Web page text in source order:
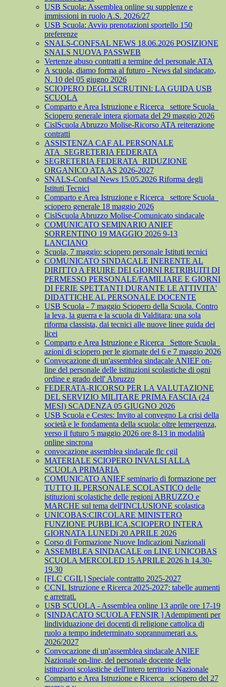
USB Scuola: Assemblea online su supplenze e
immissioni in ruolo A.S. 2026/27
USB Scuola: Avvio prenotazioni sportello 150
preferenze
SNALS-CONFSAL NEWS 18.06.2026 POSIZIONE
SNALS NUOVA PASSWEB
Vertenze abuso contratti a termine del personale ATA
A scuola, diamo forma al futuro - News dal sindacato,
N. 10 del 05 giugno 2026
SCIOPERO DEGLI SCRUTINI: LA GUIDA USB
SCUOLA
Comparto e Area Istruzione e Ricerca_ settore Scuola_
Sciopero generale intera giornata del 29 maggio 2026
CislScuola Abruzzo Molise-Ricorso ATA reiterazione
contratti
ASSISTENZA CAF AL PERSONALE
ATA_SEGRETERIA FEDERATA
SEGRETERIA FEDERATA_RIDUZIONE
ORGANICO ATA AS 2026-2027
SNALS-Confsal News 15.05.2026 Riforma degli
Istituti Tecnici
Comparto e Area Istruzione e Ricerca_ settore Scuola_
sciopero generale 18 maggio 2026
CislScuola Abruzzo Molise-Comunicato sindacale
COMUNICATO SEMINARIO ANIEF
SORRENTINO 19 MAGGIO 2026 9-13
LANCIANO
Scuola, 7 maggio: sciopero personale Istituti tecnici
COMUNICATO SINDACALE INERENTE AL
DIRITTO A FRUIRE DEI GIORNI RETRIBUITI DI
PERMESSO PERSONALE/FAMILIARE E GIORNI
DI FERIE SPETTANTI DURANTE LE ATTIVITA'
DIDATTICHE AL PERSONALE DOCENTE
USB Scuola - 7 maggio Sciopero della Scuola. Contro
la leva, la guerra e la scuola di Valditara: una sola
riforma classista, dai tecnici alle nuove linee guida dei
licei
Comparto e Area Istruzione e Ricerca_ Settore Scuola_
azioni di sciopero per le giornate del 6 e 7 maggio 2026
Convocazione di un'assemblea sindacale ANIEF on-
line del personale delle istituzioni scolastiche di ogni
ordine e grado dell' Abruzzo
FEDERATA-RICORSO PER LA VALUTAZIONE
DEL SERVIZIO MILITARE PRIMA FASCIA (24
MESI) SCADENZA 05 GIUGNO 2026
USB Scuola e Cestes: Invito al convegno La crisi della
società e le fondamenta della scuola: oltre lemergenza,
verso il futuro 5 maggio 2026 ore 8-13 in modalità
online sincrona
convocazione assemblea sindacale flc cgil
MATERIALE SCIOPERO INVALSI ALLA
SCUOLA PRIMARIA
COMUNICATO ANIEF seminario di formazione per
TUTTO IL PERSONALE SCOLASTICO delle
istituzioni scolastiche delle regioni ABRUZZO e
MARCHE sul tema dell'INCLUSIONE scolastica
UNICOBAS:CIRCOLARE MINISTERO
FUNZIONE PUBBLICA.SCIOPERO INTERA
GIORNATA LUNEDi 20 APRILE 2026
Corso di Formazione Nuove Indicazioni Nazionali
ASSEMBLEA SINDACALE on LINE UNICOBAS
SCUOLA MERCOLED 15 APRILE 2026 h 14.30-
19.30
[FLC CGIL] Speciale contratto 2025-2027
CCNL Istruzione e Ricerca 2025-2027: tabelle aumenti
e arretrati.
USB SCUOLA - Assemblea online 13 aprile ore 17-19
[SINDACATO SCUOLA FENSIR ] Adempimenti per
lindividuazione dei docenti di religione cattolica di
ruolo a tempo indeterminato soprannumerari a.s.
2026/2027
Convocazione di un'assemblea sindacale ANIEF
Nazionale on-line, del personale docente delle
istituzioni scolastiche dell'intero territorio Nazionale
Comparto e Area Istruzione e Ricerca_ sciopero del 27